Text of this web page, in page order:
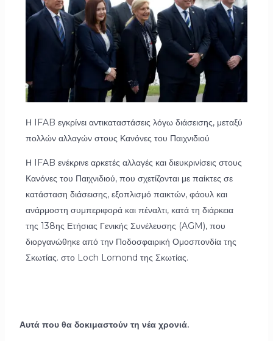
Η IFAB εγκρίνει αντικαταστάσεις λόγω διάσεισης, μεταξύ
πολλών αλλαγών στους Κανόνες του Παιχνιδιού
Η IFAB ενέκρινε αρκετές αλλαγές και διευκρινίσεις στους
Κανόνες του Παιχνιδιού, που σχετίζονται με παίκτες σε
κατάσταση διάσεισης, εξοπλισμό παικτών, φάουλ και
ανάρμοστη συμπεριφορά και πέναλτι, κατά τη διάρκεια
της 138ης Ετήσιας Γενικής Συνέλευσης (AGM), που
διοργανώθηκε από την Ποδοσφαιρική Ομοσπονδία της
Σκωτίας. στο Loch Lomond της Σκωτίας.
Αυτά που θα δοκιμαστούν τη νέα χρονιά.